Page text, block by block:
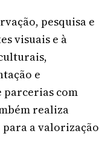
pesquisa e
visuais e à
e
com
realiza
a valorização